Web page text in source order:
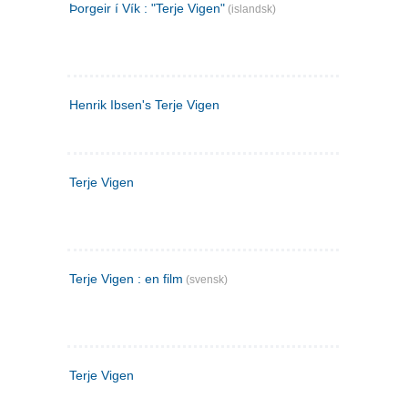
Þorgeir í Vík : "Terje Vigen" (islandsk)
Henrik Ibsen's Terje Vigen
Terje Vigen
Terje Vigen : en film (svensk)
Terje Vigen